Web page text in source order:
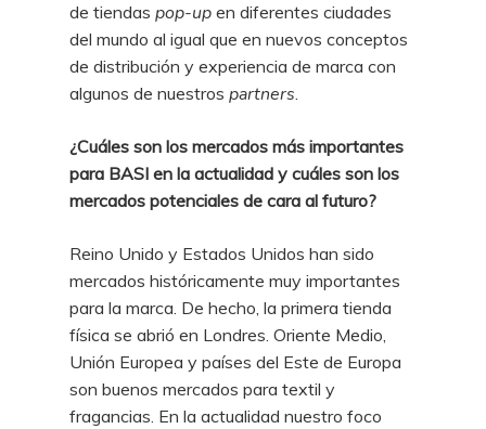
de tiendas pop-up en diferentes ciudades
del mundo al igual que en nuevos conceptos
de distribución y experiencia de marca con
algunos de nuestros partners.
¿Cuáles son los mercados más importantes
para BASI en la actualidad y cuáles son los
mercados potenciales de cara al futuro?
Reino Unido y Estados Unidos han sido
mercados históricamente muy importantes
para la marca. De hecho, la primera tienda
física se abrió en Londres. Oriente Medio,
Unión Europea y países del Este de Europa
son buenos mercados para textil y
fragancias. En la actualidad nuestro foco